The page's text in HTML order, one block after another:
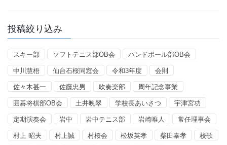
投稿絞り込み
スキー部 ソフトテニス部OB会 ハンドボール部OB会
中川慧梧 仙台石桜同窓会 令和3年度 会則
佐々木甚一 佐藤忠男 吹奏楽部 周年記念事業
囲碁将棋部OB会 土井晩翠 学校長あいさつ 宇津宮功
定期演奏会 岩中 岩中テニス部 岩崎唯人 常任理事会
村上 昭夫 村上誠 村桜会 松坂英孝 柴田泰孝 校歌